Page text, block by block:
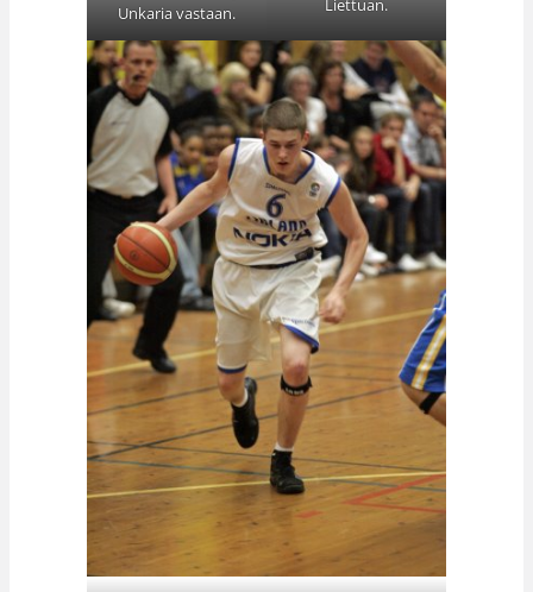
Unkaria vastaan.
Liettuan.